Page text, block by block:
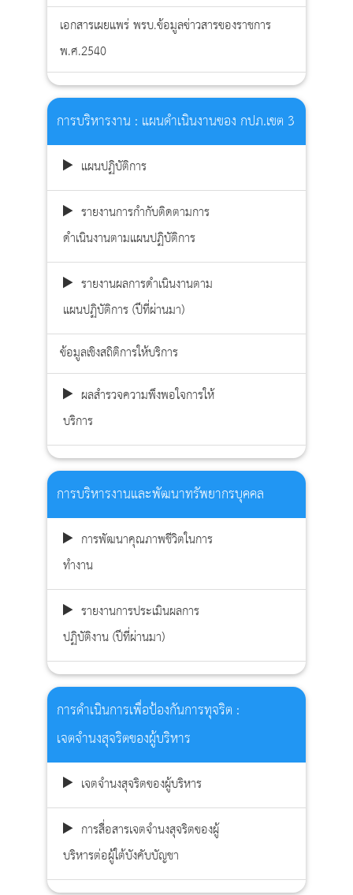
เอกสารเผยแพร่ พรบ.ข้อมูลข่าวสารของราชการ
พ.ศ.2540
การบริหารงาน : แผนดำเนินงานของ กปภ.เขต 3
แผนปฏิบัติการ
รายงานการกำกับติดตามการ
ดำเนินงานตามแผนปฏิบัติการ
รายงานผลการดำเนินงานตาม
แผนปฏิบัติการ (ปีที่ผ่านมา)
ข้อมูลเชิงสถิติการให้บริการ
ผลสำรวจความพึงพอใจการให้
บริการ
การบริหารงานและพัฒนาทรัพยากรบุคคล
การพัฒนาคุณภาพชีวิตในการ
ทำงาน
รายงานการประเมินผลการ
ปฏิบัติงาน (ปีที่ผ่านมา)
การดำเนินการเพื่อป้องกันการทุจริต :
เจตจำนงสุจริตของผู้บริหาร
เจตจำนงสุจริตของผู้บริหาร
การสื่อสารเจตจำนงสุจริตของผู้
บริหารต่อผู้ใต้บังคับบัญชา